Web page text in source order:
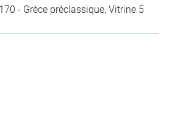
- Grèce préclassique, Vitrine 5